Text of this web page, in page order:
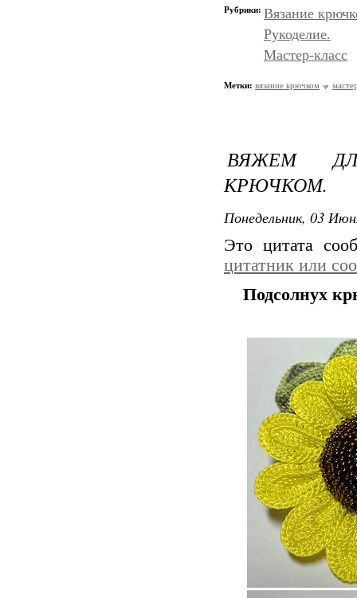
Рубрики: Вязание
Рукоделие.
Мастер-класс
Метки: вязание крючком
ВЯЖЕМ
КРЮЧКОМ.
Понедельник, 03
Это цитата
цитатник или
Подсолнух